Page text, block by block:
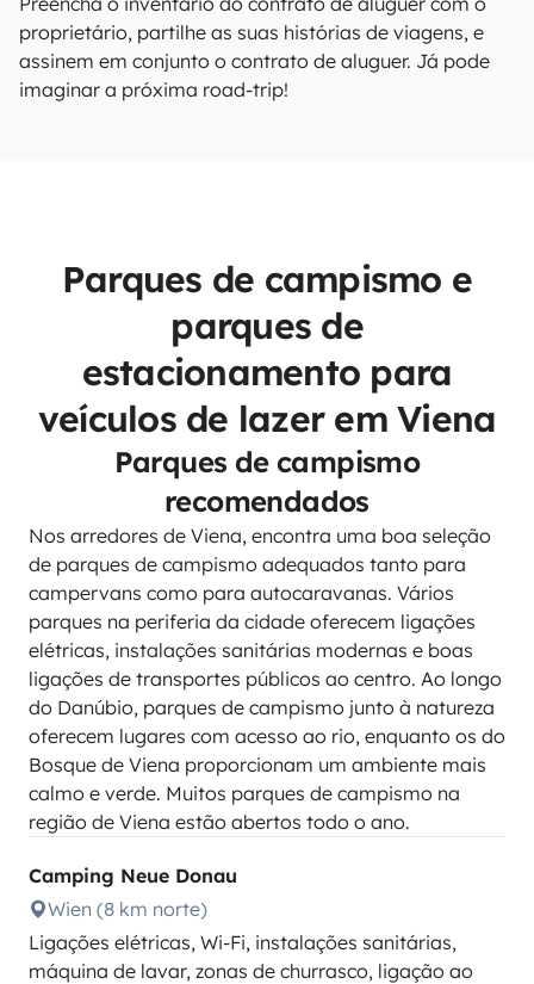
proprietário, partilhe as suas histórias de viagens, e
assinem em conjunto o contrato de aluguer. Já pode
imaginar a próxima road-trip!
Parques de campismo e
parques de
estacionamento para
veículos de lazer em Viena
Parques de campismo
recomendados
Nos arredores de Viena, encontra uma boa seleção
de parques de campismo adequados tanto para
campervans como para autocaravanas. Vários
parques na periferia da cidade oferecem ligações
elétricas, instalações sanitárias modernas e boas
ligações de transportes públicos ao centro. Ao longo
do Danúbio, parques de campismo junto à natureza
oferecem lugares com acesso ao rio, enquanto os do
Bosque de Viena proporcionam um ambiente mais
calmo e verde. Muitos parques de campismo na
região de Viena estão abertos todo o ano.
Camping Neue Donau
Wien (8 km norte)
Ligações elétricas, Wi-Fi, instalações sanitárias,
máquina de lavar, zonas de churrasco, ligação ao